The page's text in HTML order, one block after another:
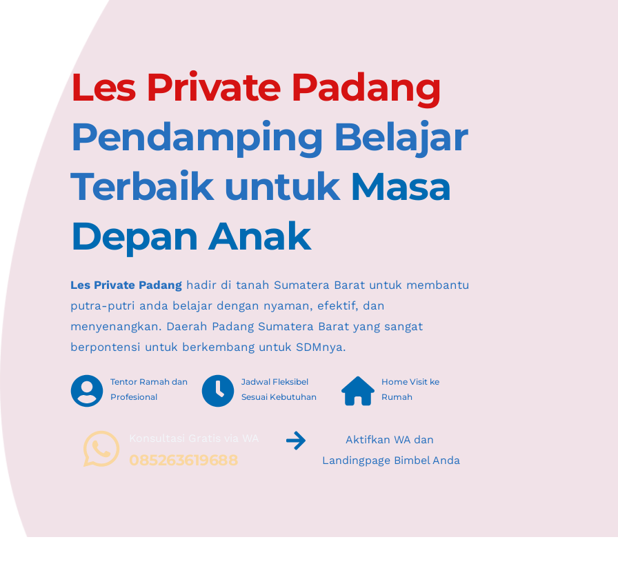
Pendamping Belajar
Terbaik untuk Masa
Depan Anak
Les Private Padang hadir di tanah Sumatera Barat untuk membantu
putra-putri anda belajar dengan nyaman, efektif, dan
menyenangkan. Daerah Padang Sumatera Barat yang sangat
berpontensi untuk berkembang untuk SDMnya.
Tentor Ramah dan
Profesional
Jadwal Fleksibel
Sesuai Kebutuhan
Home Visit ke
Rumah
085263619688
Aktifkan WA dan
Landingpage Bimbel Anda